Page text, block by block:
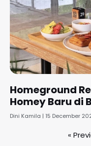
Homeground
Homey Baru di
Dini Kamila 15 December
«